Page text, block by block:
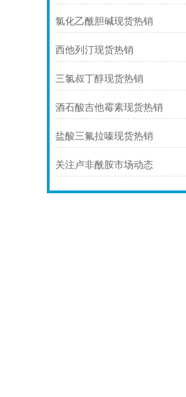
氯化乙酰胆碱现货热销
西他列汀现货热销
三氯叔丁醇现货热销
酒石酸吉他霉素现货热销
盐酸三氟拉嗪现货热销
关注卢非酰胺市场动态